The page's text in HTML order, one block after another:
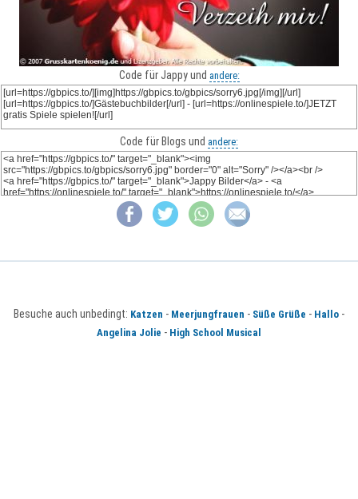
Code für Jappy und andere:
Code für Blogs und andere:
Besuche auch unbedingt: Katzen - Meerjungfrauen - Süße Grüße - Hallo -
Angelina Jolie - High School Musical